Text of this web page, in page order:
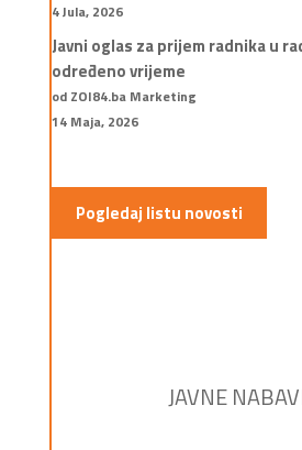
4 Jula, 2026
Javni oglas za prijem radnika u
određeno vrijeme
od ZOI84.ba Marketing
14 Maja, 2026
Pogledaj listu novosti
JAVNE